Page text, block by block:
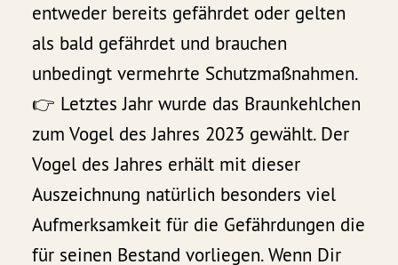
entweder bereits gefährdet oder gelten
als bald gefährdet und brauchen
unbedingt vermehrte Schutzmaßnahmen.
👉 Letztes Jahr wurde das Braunkehlchen
zum Vogel des Jahres 2023 gewählt. Der
Vogel des Jahres erhält mit dieser
Auszeichnung natürlich besonders viel
Aufmerksamkeit für die Gefährdungen die
für seinen Bestand vorliegen. Wenn Dir